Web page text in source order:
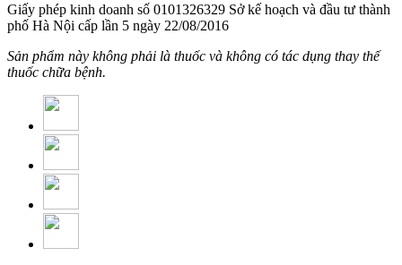
Giấy phép kinh doanh số 0101326329 Sở kế hoạch và đầu tư thành
phố Hà Nội cấp lần 5 ngày 22/08/2016
Sản phẩm này không phải là thuốc và không có tác dụng thay thế
thuốc chữa bệnh.